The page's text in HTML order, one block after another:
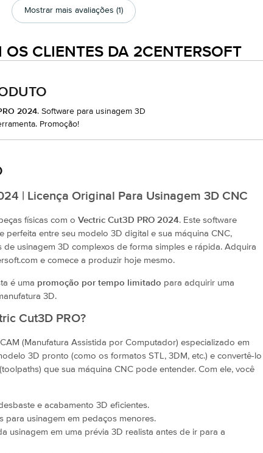
Mostrar mais avaliações (1)
OS CLIENTES DA 2CENTERSOFT
2024. Software para usinagem 3D
Promoção!
| Licença Original Para Usinagem 3D CNC
físicas com o Vectric Cut3D PRO 2024. Este software
perfeita entre seu modelo 3D digital e sua máquina CNC,
de usinagem 3D complexos de forma simples e rápida. Adquira
e comece a produzir hoje mesmo.
é uma promoção por tempo limitado para adquirir uma
3D.
Cut3D PRO?
(Manufatura Assistida por Computador) especializado em
3D pronto (como os formatos STL, 3DM, etc.) e convertê-lo
que sua máquina CNC pode entender. Com ele, você
e acabamento 3D eficientes.
para usinagem em pedaços menores.
usinagem em uma prévia 3D realista antes de ir para a